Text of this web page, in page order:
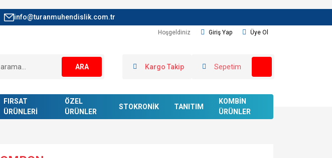
info@turanmuhendislik.com.tr
Hoşgeldiniz Giriş Yap Üye Ol
ARA Kargo Takip Sepetim
FIRSAT
ÜRÜNLERİ
ÖZEL
ÜRÜNLER
STOKRONİK TANITIM
KOMBİN
ÜRÜNLER